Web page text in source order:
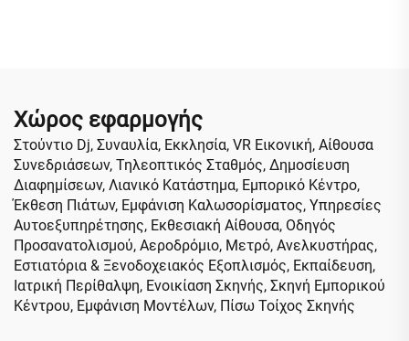
Χώρος εφαρμογής
Στούντιο Dj, Συναυλία, Εκκλησία, VR Εικονική, Αίθουσα
Συνεδριάσεων, Τηλεοπτικός Σταθμός, Δημοσίευση
Διαφημίσεων, Λιανικό Κατάστημα, Εμπορικό Κέντρο,
Έκθεση Πιάτων, Εμφάνιση Καλωσορίσματος, Υπηρεσίες
Αυτοεξυπηρέτησης, Εκθεσιακή Αίθουσα, Οδηγός
Προσανατολισμού, Αεροδρόμιο, Μετρό, Ανελκυστήρας,
Εστιατόρια & Ξενοδοχειακός Εξοπλισμός, Εκπαίδευση,
Ιατρική Περίθαλψη, Ενοικίαση Σκηνής, Σκηνή Εμπορικού
Κέντρου, Εμφάνιση Μοντέλων, Πίσω Τοίχος Σκηνής